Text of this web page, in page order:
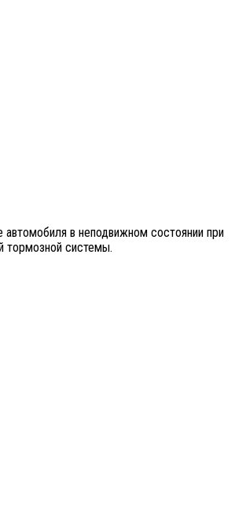
в неподвижном состоянии при
тормозной системы.